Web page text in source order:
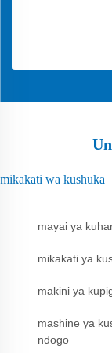
mikakati wa kushuka
mayai ya
mikakati ya
makini ya
mashine ya
ndogo